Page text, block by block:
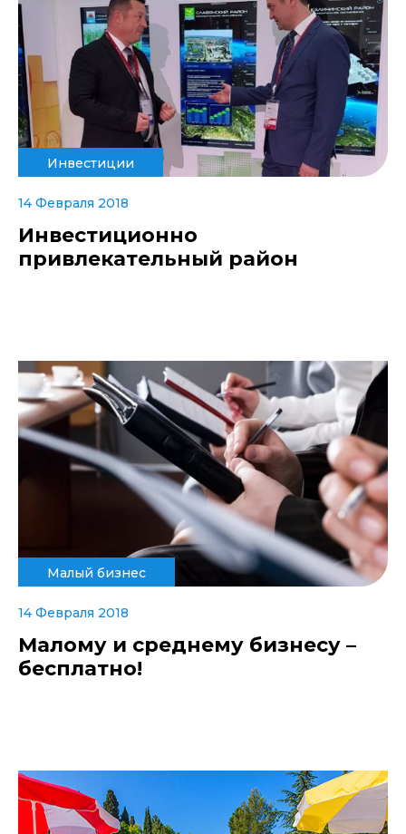
Инвестиции
14 Февраля 2018
Инвестиционно
привлекательный район
Малый бизнес
14 Февраля 2018
Малому и среднему бизнесу –
бесплатно!